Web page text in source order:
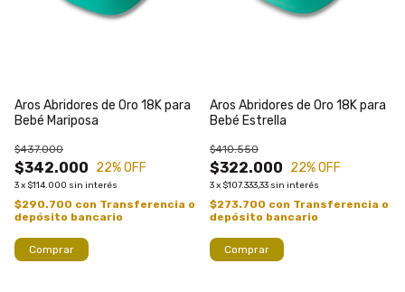
Aros Abridores de Oro 18K para
Bebé Mariposa
$342.000
$437.000
22% OFF
3x $114.000 sin interés
$290.700 con Transferencia o
depósito bancario
Aros Abridores de Oro 18K para
Bebé Estrella
$322.000
$410.550
22% OFF
3x $107.333,33 sin interés
$273.700 con Transferencia o
depósito bancario